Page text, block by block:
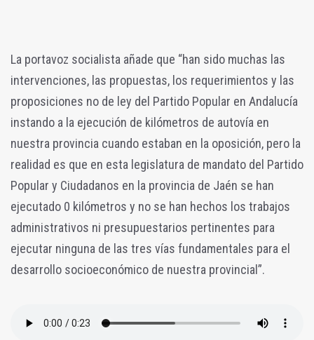
La portavoz socialista añade que “han sido muchas las
intervenciones, las propuestas, los requerimientos y las
proposiciones no de ley del Partido Popular en Andalucía
instando a la ejecución de kilómetros de autovía en
nuestra provincia cuando estaban en la oposición, pero la
realidad es que en esta legislatura de mandato del Partido
Popular y Ciudadanos en la provincia de Jaén se han
ejecutado 0 kilómetros y no se han hechos los trabajos
administrativos ni presupuestarios pertinentes para
ejecutar ninguna de las tres vías fundamentales para el
desarrollo socioeconómico de nuestra provincial”.